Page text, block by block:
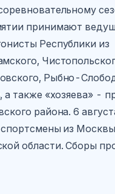
принимают
Республики из
Рыбно-
а также «хозяева» -
района. 6
спортсмены из
области. Сборы